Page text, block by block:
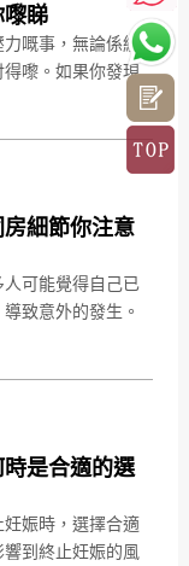
嚟睇
嘅事，無論係經
嚟。如果你發現
細節你注意
可能覺得自己已
致意外的發生。
是合適的選
娠時，選擇合適
到終止妊娠的風